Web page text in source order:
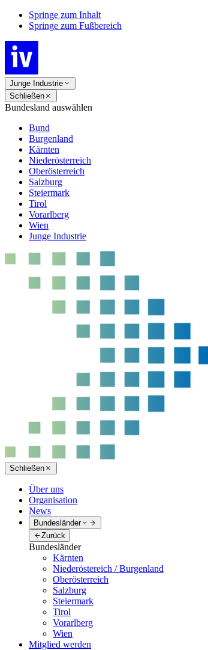
Springe zum Inhalt
Springe zum Fußbereich
Junge Industrie
Schließen
Bundesland auswählen
Bund
Burgenland
Kärnten
Niederösterreich
Oberösterreich
Salzburg
Steiermark
Tirol
Vorarlberg
Wien
Junge Industrie
Schließen
Über uns
Organisation
News
Bundesländer
Zurück
Bundesländer
Kärnten
Niederöstereich / Burgenland
Oberösterreich
Salzburg
Steiermark
Tirol
Vorarlberg
Wien
Mitglied werden